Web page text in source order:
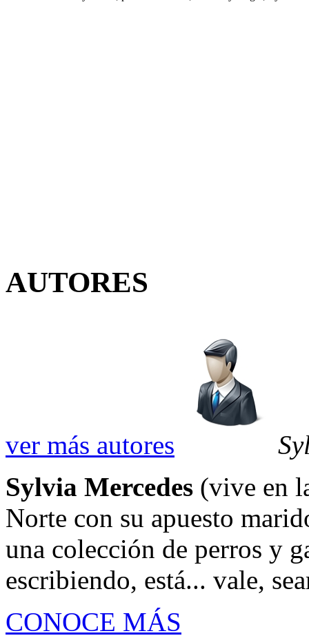
AUTORES
ver más autores
Sylvia Mercedes (vive en
Norte con su apuesto
una colección de perros y
escribiendo, está... vale,
CONOCE MÁS